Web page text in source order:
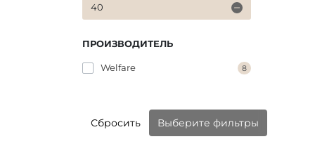
40
ПРОИЗВОДИТЕЛЬ
Welfare 8
Сбросить Выберите фильтры